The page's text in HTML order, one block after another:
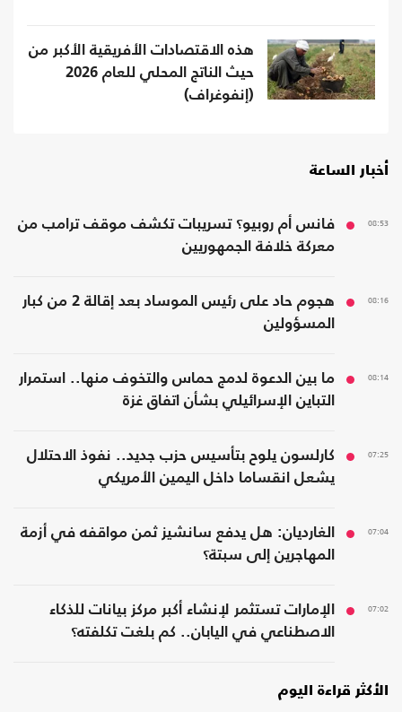
هذه الاقتصادات الأفريقية الأكبر من
حيث الناتج المحلي للعام 2026
(إنفوغراف)
أخبار الساعة
08:53
فانس أم روبيو؟ تسريبات تكشف موقف ترامب من
معركة خلافة الجمهوريين
08:16
هجوم حاد على رئيس الموساد بعد إقالة 2 من كبار
المسؤولين
08:14
ما بين الدعوة لدمج حماس والتخوف منها.. استمرار
التباين الإسرائيلي بشأن اتفاق غزة
07:25
كارلسون يلوح بتأسيس حزب جديد.. نفوذ الاحتلال
يشعل انقساما داخل اليمين الأمريكي
07:04
الغارديان: هل يدفع سانشيز ثمن مواقفه في أزمة
المهاجرين إلى سبتة؟
07:02
الإمارات تستثمر لإنشاء أكبر مركز بيانات للذكاء
الاصطناعي في اليابان.. كم بلغت تكلفته؟
الأكثر قراءة اليوم